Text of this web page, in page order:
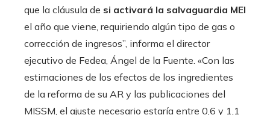
que la cláusula de si activará la salvaguardia MEI
el año que viene, requiriendo algún tipo de gas o
corrección de ingresos”, informa el director
ejecutivo de Fedea, Ángel de la Fuente. «Con las
estimaciones de los efectos de los ingredientes
de la reforma de su AR y las publicaciones del
MISSM, el ajuste necesario estaría entre 0,6 y 1,1